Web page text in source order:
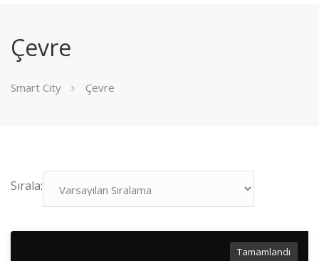
Çevre
Smart City Çevre
Sırala:
Tamamlandı